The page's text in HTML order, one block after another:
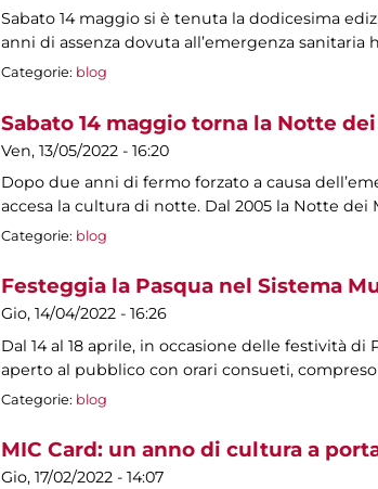
Sabato 14 maggio si è tenuta la dodicesima
anni di assenza dovuta all’emergenza
Categorie: blog
Sabato 14 maggio torna la Notte
Ven, 13/05/2022 - 16:20
Dopo due anni di fermo forzato a causa
accesa la cultura di notte. Dal 2005 la Notte dei
Categorie: blog
Festeggia la Pasqua nel Sistema
Gio, 14/04/2022 - 16:26
Dal 14 al 18 aprile, in occasione delle festività
aperto al pubblico con orari consueti,
Categorie: blog
MIC Card: un anno di cultura a
Gio, 17/02/2022 - 14:07